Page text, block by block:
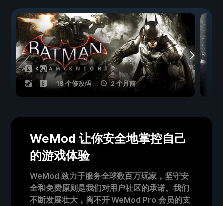
18 个修改码 2 个月前
WeMod 让你安全地掌控自己
的游戏体验
WeMod 致力于服务全球数百万玩家，坚守安
全和免费原则是我们对用户社区的承诺。我们
不断发展壮大，离不开 WeMod Pro 会员的支